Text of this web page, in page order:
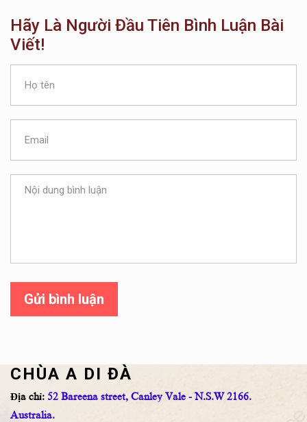
Hãy Là Người Đầu Tiên Bình Luận Bài
Viết!
Gửi bình luận
CHÙA A DI ĐÀ
Địa chỉ: 52 Bareena street, Canley Vale - N.S.W 2166.
Australia.